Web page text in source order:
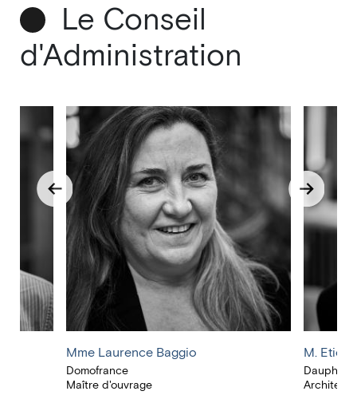
Le Conseil
d'Administration
Mme Laurence Baggio
Domofrance
Maître d'ouvrage
M.
Dauphins
Architecte